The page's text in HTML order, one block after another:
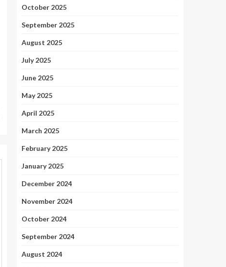
October 2025
September 2025
August 2025
July 2025
June 2025
May 2025
April 2025
March 2025
February 2025
January 2025
December 2024
November 2024
October 2024
September 2024
August 2024